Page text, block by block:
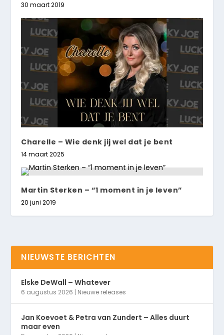
30 maart 2019
Charelle – Wie denk jij wel dat je bent
14 maart 2025
Martin Sterken – “1 moment in je leven”
20 juni 2019
NIEUWSTE BERICHTEN
Elske DeWall – Whatever
6 augustus 2026 | Nieuwe releases
Jan Koevoet & Petra van Zundert – Alles duurt
maar even